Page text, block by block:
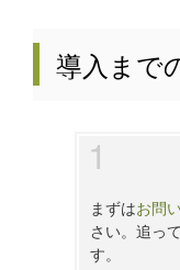
導入まで
まずはお問
さい。追っ
す。